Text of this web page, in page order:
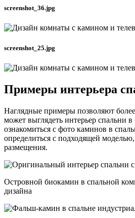
screenshot_36.jpg
screenshot_25.jpg
Примеры интерьера
Наглядные примеры позволяют
может выглядеть интерьер спальни
ознакомиться с фото каминов в
определиться с подходящей
размещения.
Островной биокамин в спальной
дизайна